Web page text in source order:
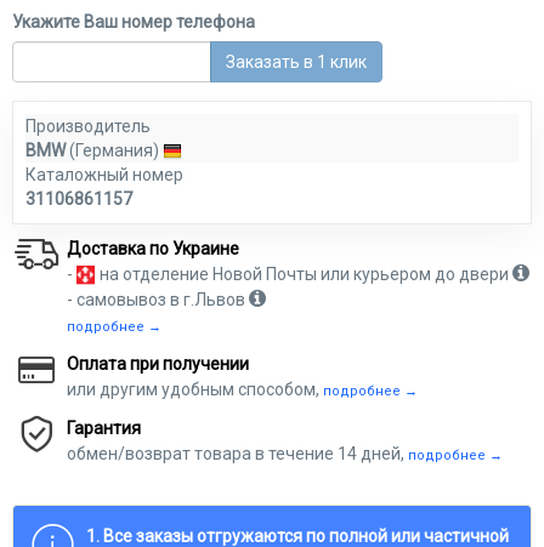
Укажите Ваш номер телефона
Заказать в 1 клик
Производитель
BMW(Германия)
Каталожный номер
31106861157
Доставка по Украине
-
на отделение Новой Почты или курьером до двери
- самовывоз в г.Львов
подробнее →
Оплата при получении
или другим удобным способом, подробнее →
Гарантия
обмен/возврат товара в течение 14 дней, подробнее →
1. Все заказы отгружаются по полной или частичной